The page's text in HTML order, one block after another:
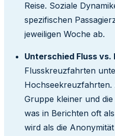
Reise. Soziale
spezifischen
jeweiligen Woche ab.
Unterschied Fluss vs.
Flusskreuzfahrten
Hochseekreuzfahrten.
Gruppe kleiner und
was in Berichten oft
wird als die